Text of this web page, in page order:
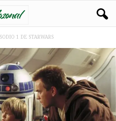
1 DE STARWARS